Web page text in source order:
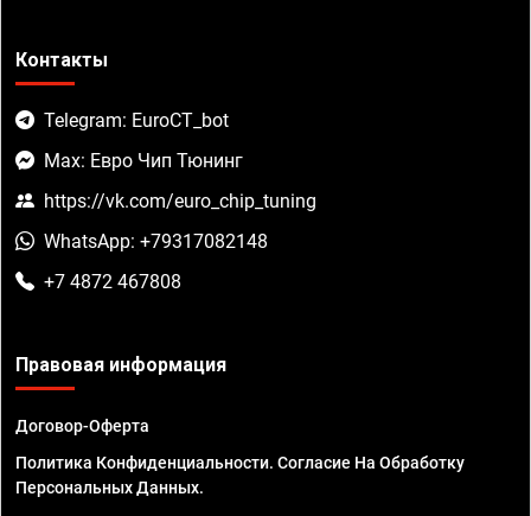
Контакты
Telegram: EuroCT_bot
Max: Евро Чип Тюнинг
https://vk.com/euro_chip_tuning
WhatsApp: +79317082148
+7 4872 467808
Правовая информация
Договор-Оферта
Политика Конфиденциальности. Согласие На Обработку
Персональных Данных.